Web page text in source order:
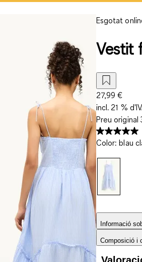
Esgotat
Vestit
27,99 €
incl. 21 %
Preu original
Color: blau
Informació
Composició i